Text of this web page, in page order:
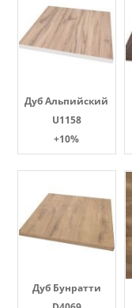
Дуб Альпийский
U1158
+10%
Дуб Бунратти